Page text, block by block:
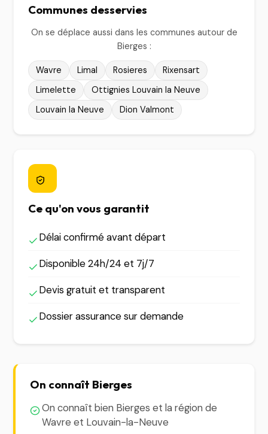
Communes desservies
On se déplace aussi dans les communes autour de
Bierges :
Wavre Limal Rosieres
Rixensart
Limelette
Ottignies Louvain la Neuve
Louvain la Neuve
Dion Valmont
Ce qu'on vous garantit
Délai confirmé avant départ
Disponible 24h/24 et 7j/7
Devis gratuit et transparent
Dossier assurance sur demande
On connaît Bierges
On connaît bien Bierges et la région de
Wavre et Louvain-la-Neuve